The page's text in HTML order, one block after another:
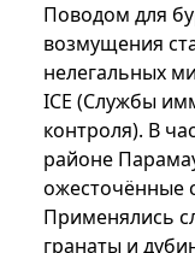
Поводом для
возмущения
нелегальных
ICE (Службы
контроля). В
районе
ожесточённые
Применялись
гранаты и